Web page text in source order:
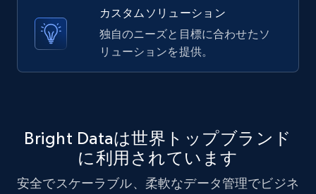
X (formerly Twitter) - Posts - Collecting
Twitter posts URLs
ID, User posted, Name, Description, Date
X (formerly Twitter) - Posts - Getting x
posts by array of profiles
カスタムソリューション
独自のニーズと目標に合わせたソ
リューションを提供。
Bright Dataは世界トップブランド
に利用されています
安全でスケーラブル、柔軟なデータ管理でビジネ